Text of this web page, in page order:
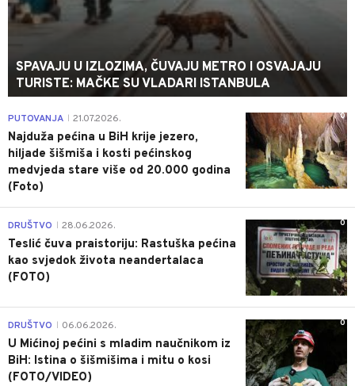
SPAVAJU U IZLOZIMA, ČUVAJU METRO I OSVAJAJU
TURISTE: MAČKE SU VLADARI ISTANBULA
0
PUTOVANJA 21.07.2026.
Najduža pećina u BiH krije jezero,
hiljade šišmiša i kosti pećinskog
medvjeda stare više od 20.000 godina
(Foto)
0
DRUŠTVO 28.06.2026.
Teslić čuva praistoriju: Rastuška pećina
kao svjedok života neandertalaca
(FOTO)
0
DRUŠTVO 06.06.2026.
U Mićinoj pećini s mladim naučnikom iz
BiH: Istina o šišmišima i mitu o kosi
(FOTO/VIDEO)